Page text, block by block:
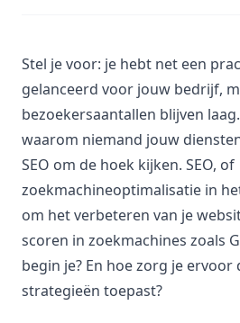
Stel je voor: je hebt net een
gelanceerd voor jouw bedrijf,
bezoekersaantallen blijven
waarom niemand jouw
SEO om de hoek kijken. SEO, of
zoekmachineoptimalisatie in
om het verbeteren van je
scoren in zoekmachines zoals
begin je? En hoe zorg je ervoor
strategieën toepast?